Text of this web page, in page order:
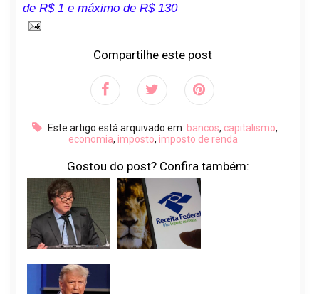
de R$ 1 e máximo de R$ 130
Compartilhe este post
Este artigo está arquivado em: bancos, capitalismo,
economia, imposto, imposto de renda
Gostou do post? Confira também: